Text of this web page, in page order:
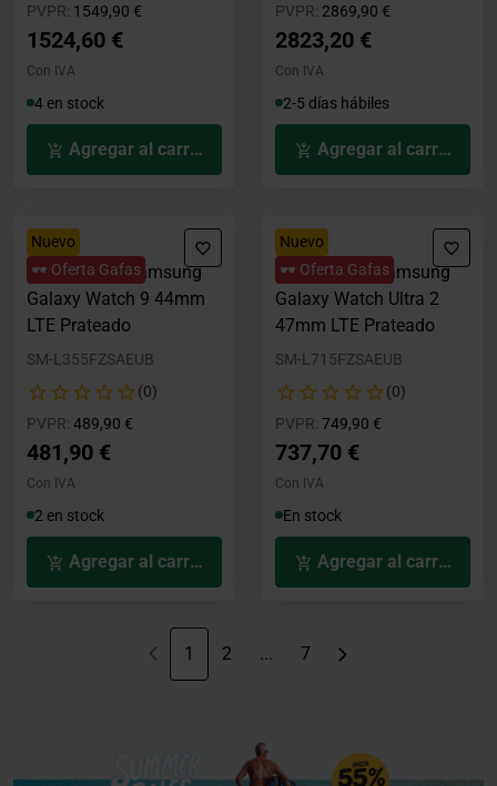
PVPR: Precio rebajado desde
1549,90 €
1524,60 €
Con IVA
4 en stock
Agregar al carrito
PVPR: Precio rebajado desde
2869,90 €
2823,20 €
Con IVA
2-5 días hábiles
Agregar al carrito
Nuevo
🕶️ Oferta Gafas
Smartwatch Samsung
Galaxy Watch 9 44mm
LTE Prateado
SM-L355FZSAEUB
(0)
PVPR: Precio rebajado desde
489,90 €
481,90 €
Con IVA
2 en stock
Agregar al carrito
Nuevo
🕶️ Oferta Gafas
Smartwatch Samsung
Galaxy Watch Ultra 2
47mm LTE Prateado
SM-L715FZSAEUB
(0)
PVPR: Precio rebajado desde
749,90 €
737,70 €
Con IVA
En stock
Agregar al carrito
1 2 ... 7